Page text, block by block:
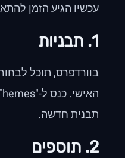
עכשיו הגיע הזמן
1. תבניות
בוורדפרס, תוכל
תבנית חדשה.
2. תוספים